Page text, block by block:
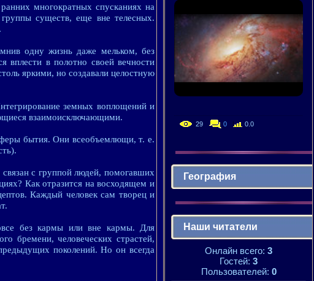
многократных спусканиях на
существ, еще вне телесных.
одну жизнь даже мельком, без
вплести в полотно своей вечности
яркими, но создавали целостную
земных воплощений и
взаимоисключающими.
бытия. Они всеобъемлющи, т. е.
с группой людей, помогавших
Как отразится на восходящем и
Каждый человек сам творец и
без кармы или вне кармы. Для
бремени, человеческих страстей,
поколений. Но он всегда
29 0 0.0
География
Наши читатели
Онлайн всего: 3
Гостей: 3
Пользователей: 0